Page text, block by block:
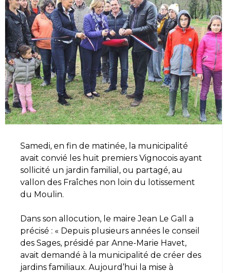
Samedi, en fin de matinée, la municipalité
avait convié les huit premiers Vignocois ayant
sollicité un jardin familial, ou partagé, au
vallon des Fraîches non loin du lotissement
du Moulin.
Dans son allocution, le maire Jean Le Gall a
précisé : « Depuis plusieurs années le conseil
des Sages, présidé par Anne-Marie Havet,
avait demandé à la municipalité de créer des
jardins familiaux. Aujourd’hui la mise à